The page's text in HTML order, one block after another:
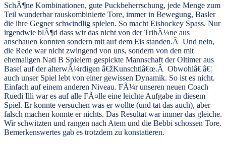
SchÃ¶ne Kombinationen, gute Puckbeherrschung, jede Menge zum
Teil wunderbar rauskombinierte Tore, immer in Bewegung, Basler
die ihre Gegner schwindlig spielen. So macht Eishockey Spass. Nur
irgendwie blÃ¶d dass wir das nicht von der TribÃ¼ne aus
anschauen konnten sondern mit auf dem Eis standen.Â Und nein,
die Rede war nicht zwingend von uns, sondern von den mit
ehemaligen Nati B Spielern gespickte Mannschaft der Oltimer aus
Basel auf der alterwÃ¼rdigen â€žKunschtiâ€œ.Â Obwohlâ€¦â€¦
auch unser Spiel lebt von einer gewissen Dynamik. So ist es nicht.
Einfach auf einem anderen Niveau. FÃ¼r unseren neuen Coach
Ruedi Illi war es auf alle FÃ¤lle eine leichte Aufgabe in diesem
Spiel. Er konnte versuchen was er wollte (und tat das auch), aber
falsch machen konnte er nichts. Das Resultat war immer das gleiche.
Wir schwitzten und rangen nach Atem und die Bebbi schossen Tore.
Bemerkenswertes gab es trotzdem zu konstatieren.